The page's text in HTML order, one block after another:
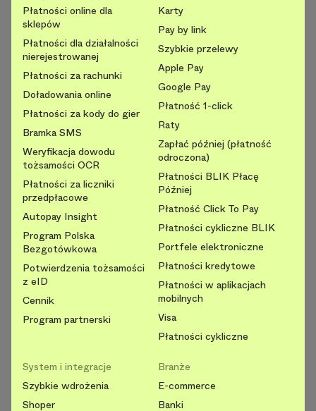
Płatności online dla
sklepów
Płatności dla działalności
nierejestrowanej
Płatności za rachunki
Doładowania online
Płatności za kody do gier
Bramka SMS
Weryfikacja dowodu
tożsamości OCR
Płatności za liczniki
przedpłacowe
Autopay Insight
Program Polska
Bezgotówkowa
Potwierdzenia tożsamości
z eID
Cennik
Program partnerski
Karty
Pay by link
Szybkie przelewy
Apple Pay
Google Pay
Płatność 1-click
Raty
Zapłać później (płatność
odroczona)
Płatności BLIK Płacę
Później
Płatność Click To Pay
Płatności cykliczne BLIK
Portfele elektroniczne
Płatności kredytowe
Płatności w aplikacjach
mobilnych
Visa
Płatności cykliczne
System i integracje
Szybkie wdrożenia
Shoper
Branże
E-commerce
Banki